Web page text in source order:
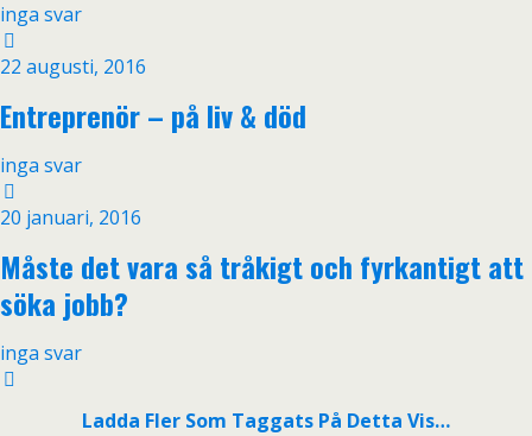
inga svar
22 augusti, 2016
Entreprenör – på liv & död
inga svar
20 januari, 2016
Måste det vara så tråkigt och fyrkantigt att
söka jobb?
inga svar
Ladda Fler Som Taggats På Detta Vis…